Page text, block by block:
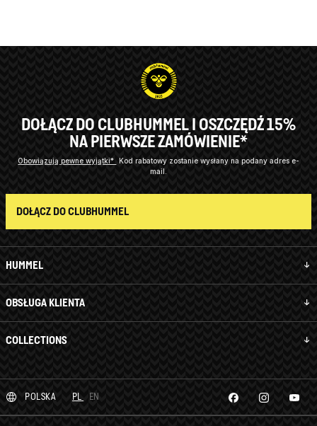
HUMMEL
OBSŁUGA KLIENTA
COLLECTIONS
DOŁĄCZ DO CLUBHUMMEL I OSZCZĘDŹ 15%
NA PIERWSZE ZAMÓWIENIE*
Obowiązują pewne wyjątki*
Kod rabatowy zostanie wysłany na podany adres e-
mail.
DOŁĄCZ DO CLUBHUMMEL
POLSKA PL EN